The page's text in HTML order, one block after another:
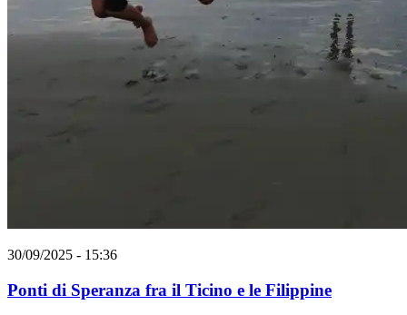
30/09/2025 - 15:36
Ponti di Speranza fra il Ticino e le Filippine